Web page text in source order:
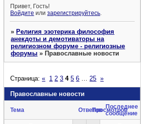
Привет, Гость!
Войдите илизарегистрируйтесь.
»Религия эзотерика философия
анекдоты и демотиваторы на
религиозном форуме - религиозные
форумы »Православные новости
Православные новости
Страница:« 1 2 3 4 5 6 25 »
Тема ОтветовПросмотров
Последнее
сообщение